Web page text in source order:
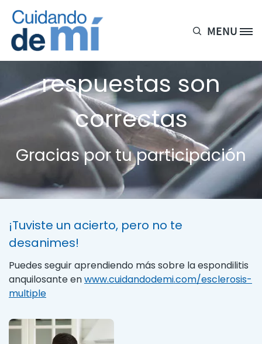
Site Logo MENU
1 de cada 5
respuestas son
correctas
Gracias por tu participación
¡Tuviste un acierto, pero no te
desanimes!
Puedes seguir aprendiendo más sobre la espondilitis
anquilosante enwww.cuidandodemi.com/esclerosis-
multiple